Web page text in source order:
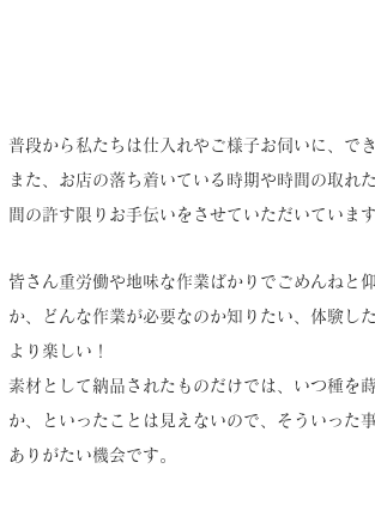
普段から私たちは仕入れやご様子お伺いに、で
また、お店の落ち着いている時期や時間の取れ
間の許す限りお手伝いをさせていただいています
皆さん重労働や地味な作業ばかりでごめんねと
か、どんな作業が必要なのか知りたい、体験し
より楽しい！
素材として納品されたものだけでは、いつ種を
か、といったことは見えないので、そういった
ありがたい機会です。